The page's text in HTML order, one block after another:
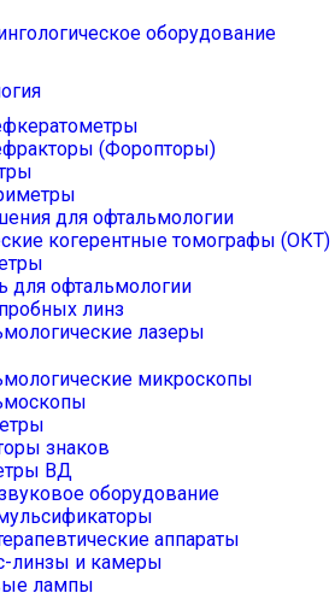
оборудование
(Форопторы)
для офтальмологии
когерентные томографы (ОКТ)
для офтальмологии
линз
лазеры
микроскопы
знаков
ВД
оборудование
аппараты
линзы и камеры
лампы